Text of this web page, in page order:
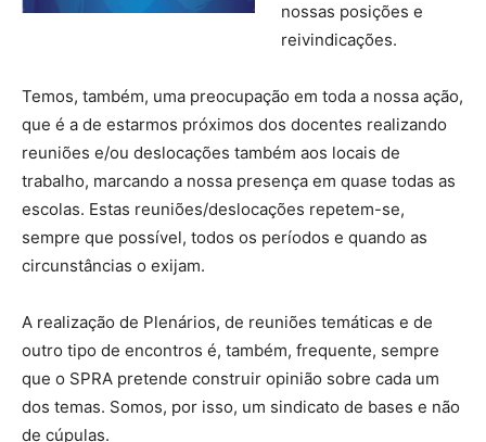
nossas posições e
reivindicações.
Temos, também, uma preocupação em toda a nossa ação,
que é a de estarmos próximos dos docentes realizando
reuniões e/ou deslocações também aos locais de
trabalho, marcando a nossa presença em quase todas as
escolas. Estas reuniões/deslocações repetem-se,
sempre que possível, todos os períodos e quando as
circunstâncias o exijam.
A realização de Plenários, de reuniões temáticas e de
outro tipo de encontros é, também, frequente, sempre
que o SPRA pretende construir opinião sobre cada um
dos temas. Somos, por isso, um sindicato de bases e não
de cúpulas.